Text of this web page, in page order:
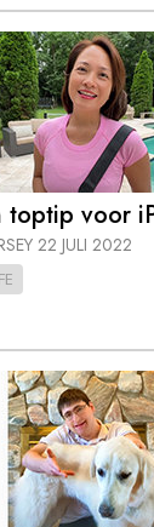
toptip voor
22 JULI 2022